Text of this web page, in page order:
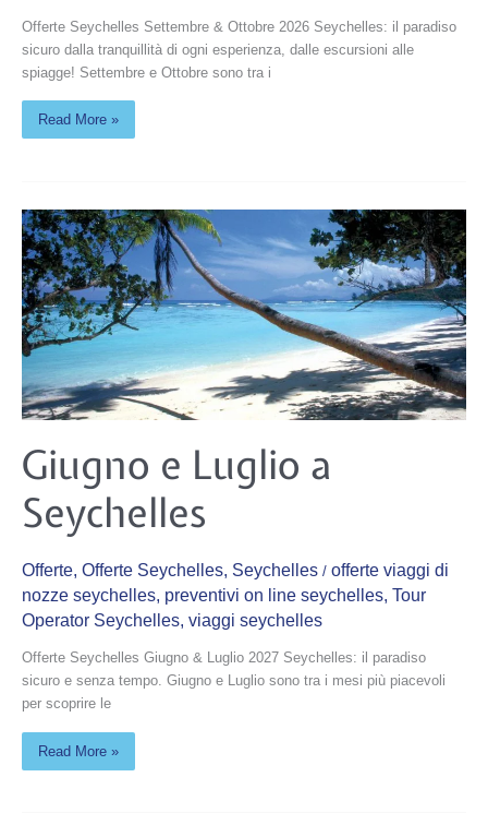
Offerte Seychelles Settembre & Ottobre 2026 Seychelles: il paradiso
sicuro dalla tranquillità di ogni esperienza, dalle escursioni alle
spiagge! Settembre e Ottobre sono tra i
Read More »
Giugno e Luglio a
Seychelles
Offerte, Offerte Seychelles, Seychelles / offerte viaggi di
nozze seychelles, preventivi on line seychelles, Tour
Operator Seychelles, viaggi seychelles
Offerte Seychelles Giugno & Luglio 2027 Seychelles: il paradiso
sicuro e senza tempo. Giugno e Luglio sono tra i mesi più piacevoli
per scoprire le
Giugno
e
Luglio
a
Seychelles
Read More »